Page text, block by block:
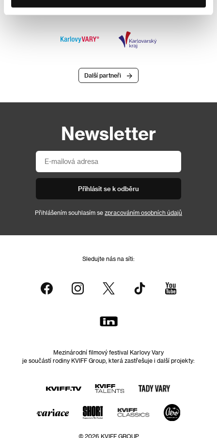
Další partneři
Newsletter
Přihlásit se k odběru
Přihlášením souhlasím se zpracováním osobních údajů
Sledujte nás na síti:
Mezinárodní filmový festival Karlovy Vary
je součástí rodiny KVIFF Group, která zastřešuje i další projekty:
© 2026 KVIFF GROUP